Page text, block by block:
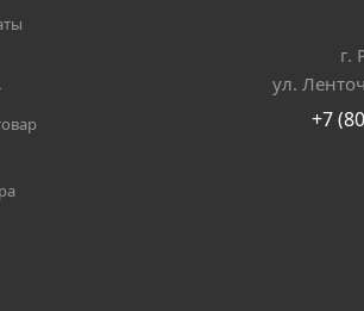
г.
ул.
+7